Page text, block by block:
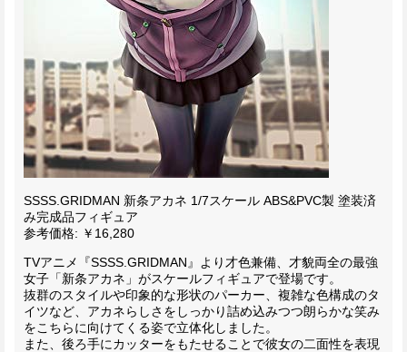
SSSS.GRIDMAN 新条アカネ 1/7スケール ABS&PVC製 塗装済
み完成品フィギュア
参考価格: ￥16,280
TVアニメ『SSSS.GRIDMAN』より才色兼備、才貌両全の最強
女子「新条アカネ」がスケールフィギュアで登場です。
抜群のスタイルや印象的な形状のパーカー、複雑な色構成のタ
イツなど、アカネらしさをしっかり詰め込みつつ朗らかな笑み
をこちらに向けてくる姿で立体化しました。
また、後ろ手にカッターをもたせることで彼女の二面性を表現